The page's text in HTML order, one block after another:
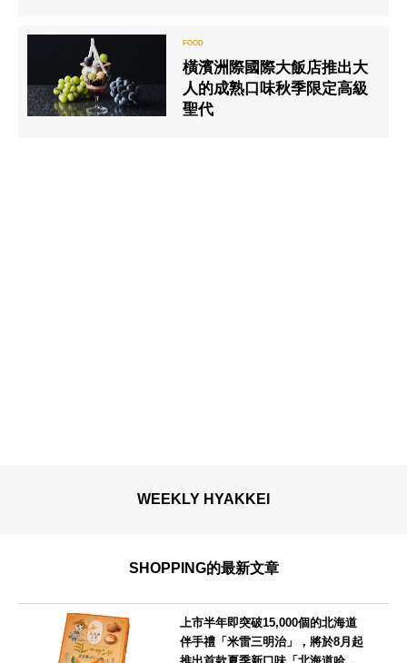
橫濱洲際國際大飯店推出大
人的成熟口味秋季限定高級
聖代
WEEKLY HYAKKEI
SHOPPING的最新文章
上市半年即突破15,000個的北海道
伴手禮「米雷三明治」，將於8月起